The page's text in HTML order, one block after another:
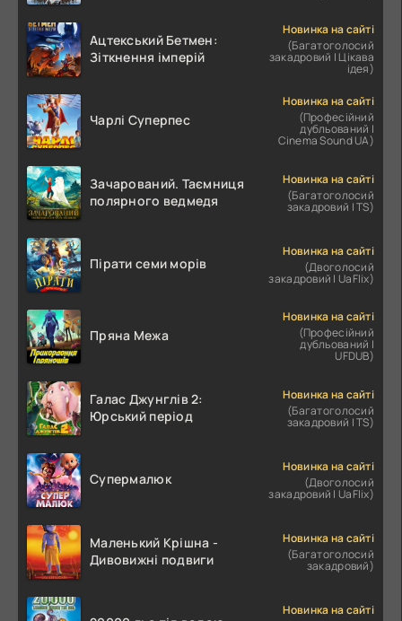
Ацтекський Бетмен:
Зіткнення імперій
Новинка на сайті
(Багатоголосий
закадровий | Цікава
ідея)
Чарлі Суперпес
Новинка на сайті
(Професійний
дубльований |
Cinema Sound UA)
Зачарований. Таємниця
полярного ведмедя
Новинка на сайті
(Багатоголосий
закадровий | TS)
Пірати семи морів
Новинка на сайті
(Двоголосий
закадровий | UaFlix)
Пряна Межа
Новинка на сайті
(Професійний
дубльований |
UFDUB)
Галас Джунглів 2:
Юрський період
Новинка на сайті
(Багатоголосий
закадровий | TS)
Супермалюк
Новинка на сайті
(Двоголосий
закадровий | UaFlix)
Маленький Крішна -
Дивовижні подвиги
Новинка на сайті
(Багатоголосий
закадровий)
Новинка на сайті